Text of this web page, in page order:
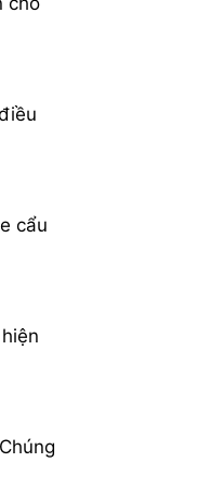
cẩu